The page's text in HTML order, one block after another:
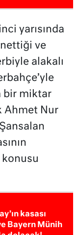
yarısında
ve
alakalı
bir miktar
Ahmet Nur
konusu
kasası
Bayern Münih